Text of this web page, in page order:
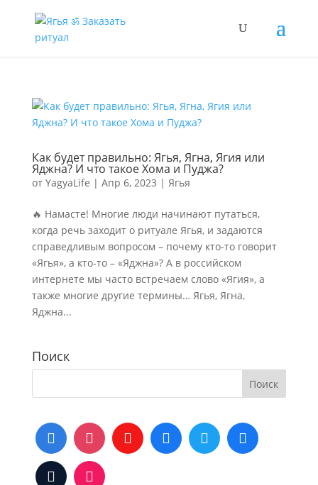
Как будет правильно: Ягья, Ягна, Ягия или
Яджна? И что такое Хома и Пуджа?
от YagyaLife | Апр 6, 2023 | Ягья
🔥 Намасте! Многие люди начинают путаться,
когда речь заходит о ритуале Ягья, и задаются
справедливым вопросом – почему кто-то говорит
«Ягья», а кто-то – «Яджна»? А в российском
интернете мы часто встречаем слово «Ягия», а
также многие другие термины… Ягья, Ягна,
Яджна...
Поиск